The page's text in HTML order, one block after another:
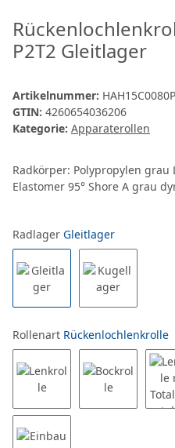
P2T2 Gleitlager
Artikelnummer:
GTIN: 4260654036206
Kategorie: Apparaterollen
Radkörper: Polypropylen grau
Elastomer 95° Shore A grau
Radlager Gleitlager
Rollenart Rückenlochlenkrolle